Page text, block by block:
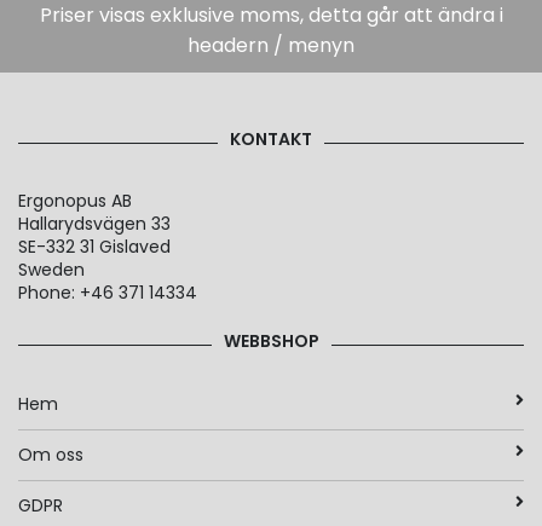
Priser visas exklusive moms, detta går att ändra i
headern / menyn
KONTAKT
Ergonopus AB
Hallarydsvägen 33
SE-332 31 Gislaved
Sweden
Phone: +46 371 14334
WEBBSHOP
Hem
Om oss
GDPR